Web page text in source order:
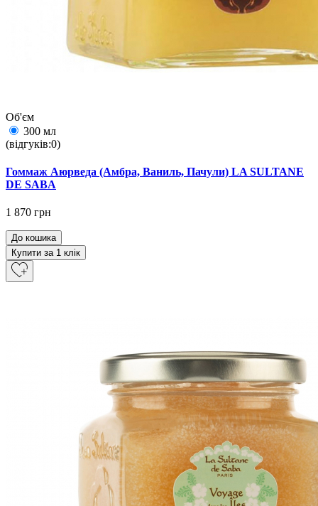
Об'єм
300 мл
(відгуків:0)
Гоммаж Аюрведа (Амбра, Ваниль, Пачули) LA SULTANE
DE SABA
1 870 грн
До кошика
Купити за 1 клiк